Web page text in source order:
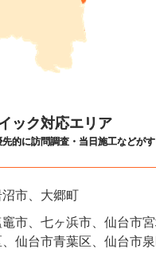
ック対応エリア
先的に訪問調査・当日施工などが
市、大郷町
竈市、七ヶ浜市、仙台市
仙台市青葉区、仙台市